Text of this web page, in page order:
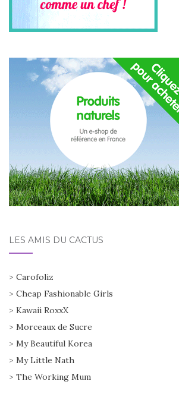
LES AMIS DU CACTUS
> Carofoliz
> Cheap Fashionable Girls
> Kawaii RoxxX
> Morceaux de Sucre
> My Beautiful Korea
> My Little Nath
> The Working Mum